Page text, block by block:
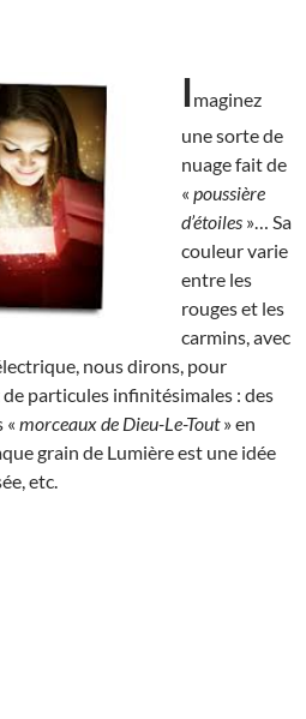
Imaginez
une sorte de
nuage fait de
« poussière
d’étoiles »… Sa
couleur varie
entre les
rouges et les
carmins, avec
nous dirons, pour
particules infinitésimales : des
« morceaux de Dieu-Le-Tout» en
grain de Lumière est une idée
etc.